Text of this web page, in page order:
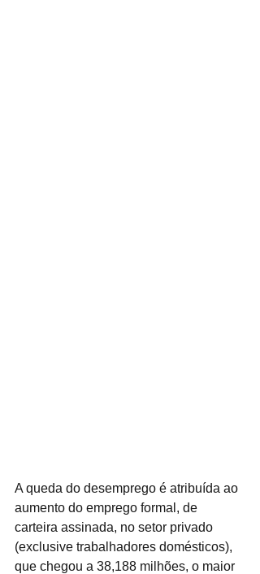
A queda do desemprego é atribuída ao
aumento do emprego formal, de
carteira assinada, no setor privado
(exclusive trabalhadores domésticos),
que chegou a 38,188 milhões, o maior